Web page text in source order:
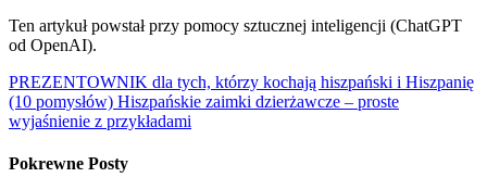
Ten artykuł powstał przy pomocy sztucznej inteligencji (ChatGPT
od OpenAI).
PREZENTOWNIK dla tych, którzy kochają hiszpański i Hiszpanię
(10 pomysłów) Hiszpańskie zaimki dzierżawcze – proste
wyjaśnienie z przykładami
Pokrewne Posty